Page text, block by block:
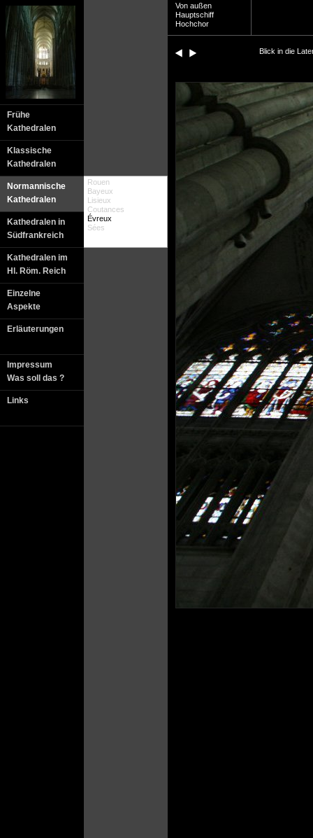
Frühe
Kathedralen
Klassische
Kathedralen
Normannische
Kathedralen
Kathedralen in
Südfrankreich
Kathedralen im
Hl. Röm. Reich
Einzelne
Aspekte
Erläuterungen
Impressum
Was soll das ?
Links
Rouen
Bayeux
Lisieux
Coutances
Évreux
Sées
Von außen
Hauptschiff
Hochchor
Blick in die